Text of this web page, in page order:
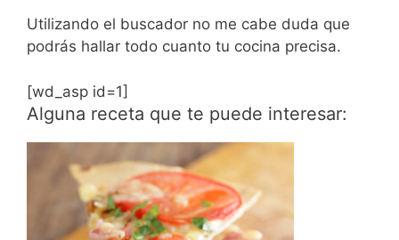
Utilizando el buscador no me cabe duda que
podrás hallar todo cuanto tu cocina precisa.
[wd_asp id=1]
Alguna receta que te puede interesar: